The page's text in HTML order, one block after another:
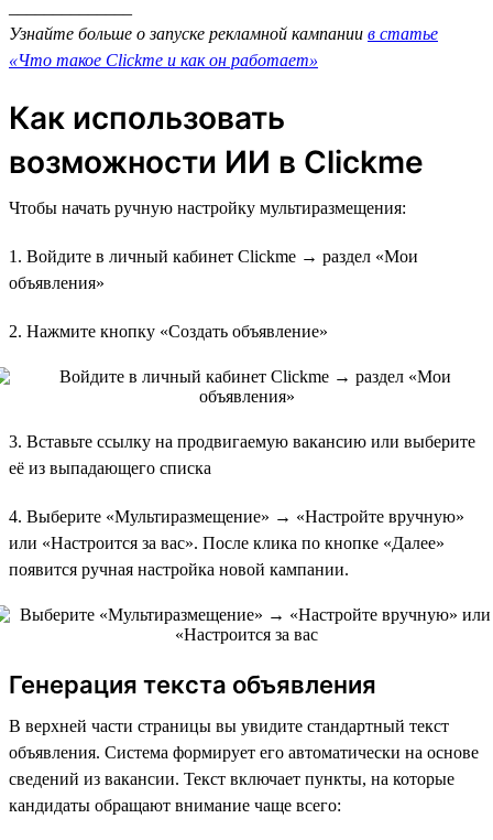
Узнайте больше о запуске рекламной кампании в статье
«Что такое Clickme и как он работает»
Как использовать
возможности ИИ в Clickme
Чтобы начать ручную настройку мультиразмещения:
1. Войдите в личный кабинет Clickme → раздел «Мои
объявления»
2. Нажмите кнопку «Создать объявление»
3. Вставьте ссылку на продвигаемую вакансию или выберите
её из выпадающего списка
4. Выберите «Мультиразмещение» → «Настройте вручную»
или «Настроится за вас». После клика по кнопке «Далее»
появится ручная настройка новой кампании.
Генерация текста объявления
В верхней части страницы вы увидите стандартный текст
объявления. Система формирует его автоматически на основе
сведений из вакансии. Текст включает пункты, на которые
кандидаты обращают внимание чаще всего: